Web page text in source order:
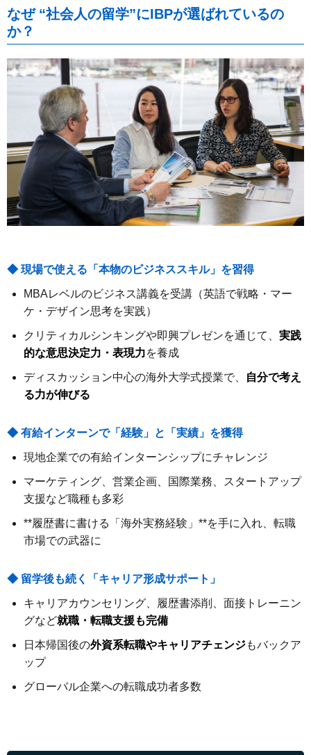
なぜ “社会人の留学”にIBPが選ばれているの
か？
◆ 現場で使える「本物のビジネススキル」を習得
MBAレベルのビジネス講義を受講（英語で戦略・マー
ケ・デザイン思考を実践）
クリティカルシンキングや即興プレゼンを通じて、 実践
的な意思決定力・表現力を養成
ディスカッション中心の海外大学式授業で、
自分で考え
る力が伸びる
◆ 有給インターンで「経験」と「実績」を獲得
現地企業での有給インターンシップにチャレンジ
マーケティング、営業企画、国際業務、スタートアップ
支援など職種も多彩
**履歴書に書ける「海外実務経験」**を手に入れ、転職
市場での武器に
◆ 留学後も続く「キャリア形成サポート」
キャリアカウンセリング、履歴書添削、面接トレーニン
グなど就職・転職支援も完備
日本帰国後の外資系転職やキャリアチェンジもバックア
ップ
グローバル企業への転職成功者多数